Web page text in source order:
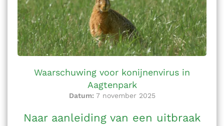
Waarschuwing voor konijnenvirus in
Aagtenpark
Datum: 7 november 2025
Naar aanleiding van een uitbraak